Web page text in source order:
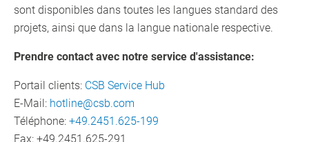
sont disponibles dans toutes les langues standard des
projets, ainsi que dans la langue nationale respective.
Prendre contact avec notre service d'assistance:
Portail clients: CSB Service Hub
E-Mail: hotline@csb.com
Téléphone: +49.2451.625-199
Fax: +49.2451.625-291